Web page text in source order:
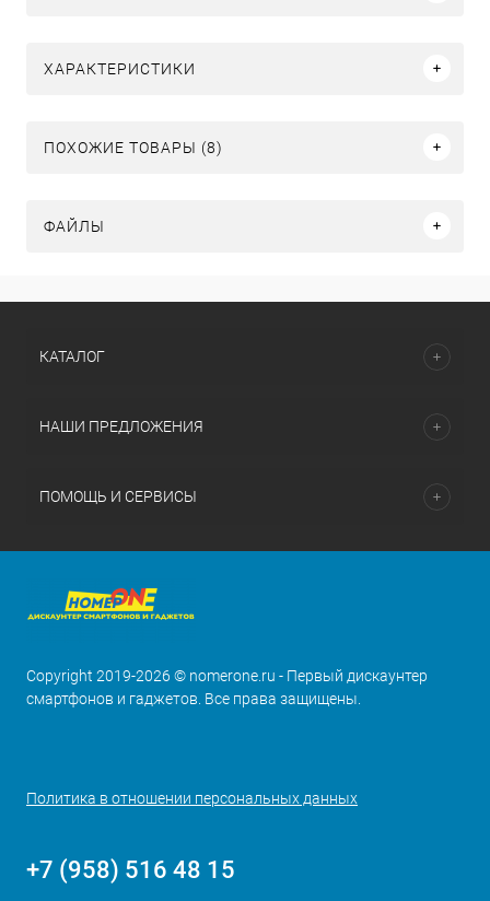
ХАРАКТЕРИСТИКИ
ПОХОЖИЕ ТОВАРЫ (8)
ФАЙЛЫ
КАТАЛОГ
НАШИ ПРЕДЛОЖЕНИЯ
ПОМОЩЬ И СЕРВИСЫ
Copyright 2019-2026 © nomerone.ru - Первый дискаунтер
смартфонов и гаджетов. Все права защищены.
Политика в отношении персональных данных
+7 (958) 516 48 15